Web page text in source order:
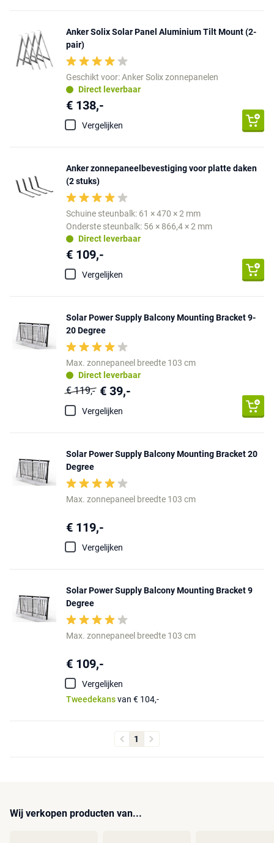
Anker Solix Solar Panel Aluminium Tilt Mount (2-
pair)
Geschikt voor: Anker Solix zonnepanelen
Direct leverbaar
€ 138,-
Vergelijken
Anker zonnepaneelbevestiging voor platte daken
(2 stuks)
Schuine steunbalk: 61 × 470 × 2 mm
Onderste steunbalk: 56 × 866,4 × 2 mm
Direct leverbaar
€ 109,-
Vergelijken
Solar Power Supply Balcony Mounting Bracket 9-
20 Degree
Max. zonnepaneel breedte 103 cm
Direct leverbaar
€ 119,- € 39,-
Vergelijken
Solar Power Supply Balcony Mounting Bracket 20
Degree
Max. zonnepaneel breedte 103 cm
€ 119,-
Vergelijken
Solar Power Supply Balcony Mounting Bracket 9
Degree
Max. zonnepaneel breedte 103 cm
€ 109,-
Vergelijken
Tweedekansvan € 104,-
1
Wij verkopen producten van...